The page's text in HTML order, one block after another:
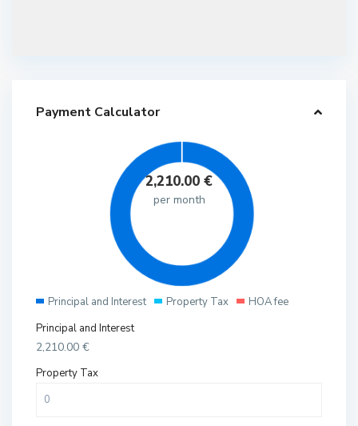
Payment Calculator
2,210.00 €
per month
Principal and Interest Property Tax
HOA fee
Principal and Interest
2,210.00 €
Property Tax